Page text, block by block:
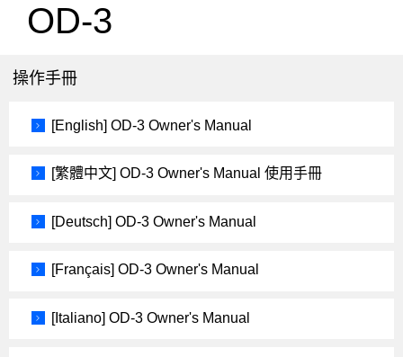
OD-3
操作手冊
[English] OD-3 Owner's Manual
[繁體中文] OD-3 Owner's Manual 使用手冊
[Deutsch] OD-3 Owner's Manual
[Français] OD-3 Owner's Manual
[Italiano] OD-3 Owner's Manual